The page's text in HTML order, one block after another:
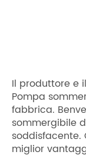
Il produttore e
Pompa
fabbrica.
sommergibile
miglior